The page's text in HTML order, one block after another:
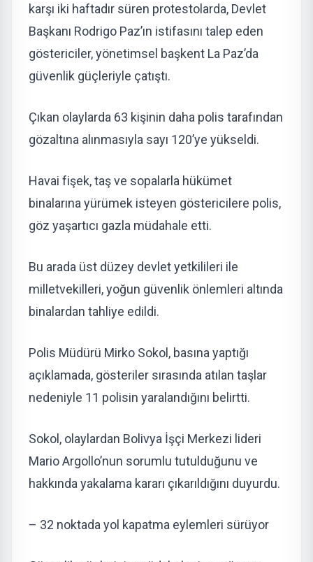
karşı iki haftadır süren protestolarda, Devlet
Başkanı Rodrigo Paz’ın istifasını talep eden
göstericiler, yönetimsel başkent La Paz’da
güvenlik güçleriyle çatıştı.
Çıkan olaylarda 63 kişinin daha polis tarafından
gözaltına alınmasıyla sayı 120’ye yükseldi.
Havai fişek, taş ve sopalarla hükümet
binalarına yürümek isteyen göstericilere polis,
göz yaşartıcı gazla müdahale etti.
Bu arada üst düzey devlet yetkilileri ile
milletvekilleri, yoğun güvenlik önlemleri altında
binalardan tahliye edildi.
Polis Müdürü Mirko Sokol, basına yaptığı
açıklamada, gösteriler sırasında atılan taşlar
nedeniyle 11 polisin yaralandığını belirtti.
Sokol, olaylardan Bolivya İşçi Merkezi lideri
Mario Argollo’nun sorumlu tutulduğunu ve
hakkında yakalama kararı çıkarıldığını duyurdu.
– 32 noktada yol kapatma eylemleri sürüyor